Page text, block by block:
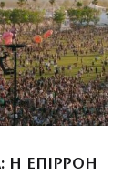
Η ΕΠΙΡΡΟΉ